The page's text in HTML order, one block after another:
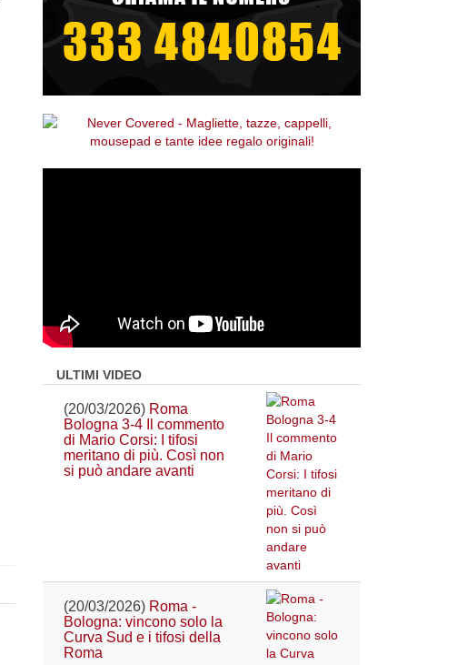
ULTIMI VIDEO
(20/03/2026) Roma
Bologna 3-4 Il commento
di Mario Corsi: I tifosi
meritano di più. Così non
si può andare avanti
(20/03/2026) Roma -
Bologna: vincono solo la
Curva Sud e i tifosi della
Roma